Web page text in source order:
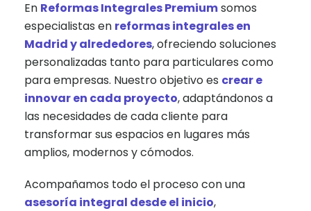
En Reformas Integrales Premiumsomos
especialistas en reformas integrales en
Madrid y alrededores, ofreciendo soluciones
personalizadas tanto para particulares como
para empresas. Nuestro objetivo es crear e
innovar en cada proyecto, adaptándonos a
las necesidades de cada cliente para
transformar sus espacios en lugares más
amplios, modernos y cómodos.
Acompañamos todo el proceso con una
asesoría integral desde el inicio,